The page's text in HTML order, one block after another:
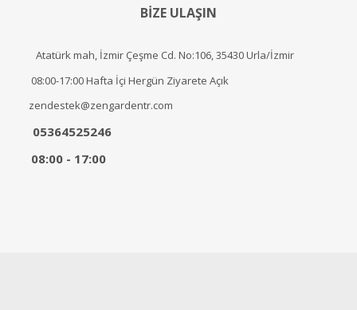
BİZE ULAŞIN
Atatürk mah, İzmir Çeşme Cd. No:106, 35430 Urla/İzmir
08:00-17:00 Hafta İçi Hergün Ziyarete Açık
zendestek@zengardentr.com
05364525246
08:00 - 17:00